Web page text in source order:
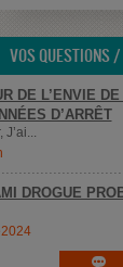
VOS QUESTIONS
DE L’ENVIE
D’ARRÊT
DROGUE
